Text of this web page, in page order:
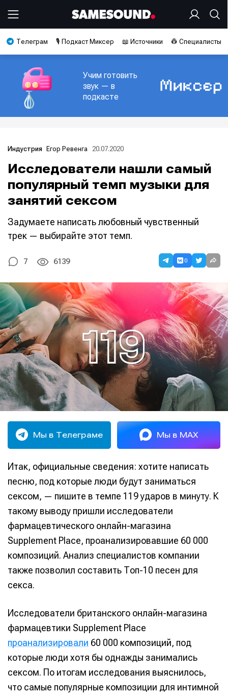
Телеграм 🎙️ Подкаст Миксер 📖 Источники 👷 Специалисты
Учим готовить
звук — в
подкасте
Индустрия Егор Ревенга 20.07.2020
Исследователи нашли самый
популярный темп музыки для
занятий сексом
Задумаете написать любовный чувственный
трек — выбирайте этот темп.
7 6139 0
Мы в Телеграме Мы в MAX
Итак, официальные сведения: хотите написать
песню, под которые люди будут заниматься
сексом, — пишите в темпе 119 ударов в минуту. К
такому выводу пришли исследователи
фармацевтического онлайн-магазина
Supplement Place, проанализировавшие 60 000
композиций. Анализ специалистов компании
также позволил составить Топ-10 песен для
секса.
Исследователи британского онлайн-магазина
фармацевтики Supplement Place
проанализировали 60 000 композиций, под
которые люди хотя бы однажды занимались
сексом. По итогам исследования выяснилось,
что самые популярные композиции для интимной